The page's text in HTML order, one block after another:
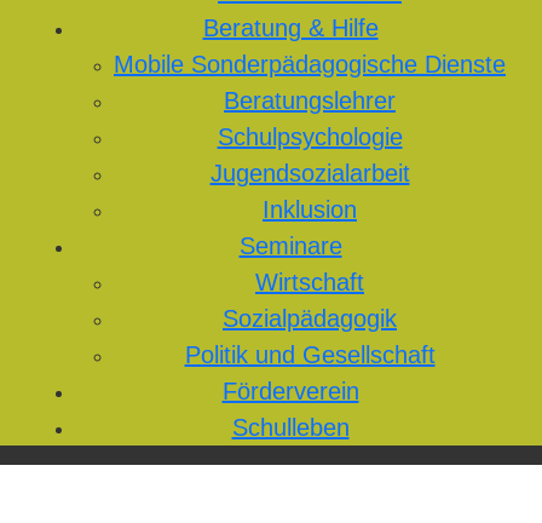
Beratung & Hilfe
Mobile Sonderpädagogische Dienste
Beratungslehrer
Schulpsychologie
Jugendsozialarbeit
Inklusion
Seminare
Wirtschaft
Sozialpädagogik
Politik und Gesellschaft
Förderverein
Schulleben